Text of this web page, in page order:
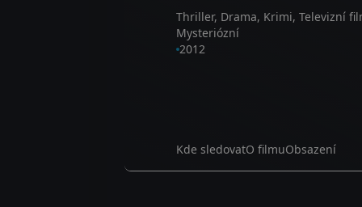
Thriller, Drama, Krimi, Televizní
Mysteriózní
2012
Kde sledovatO filmuObsazení